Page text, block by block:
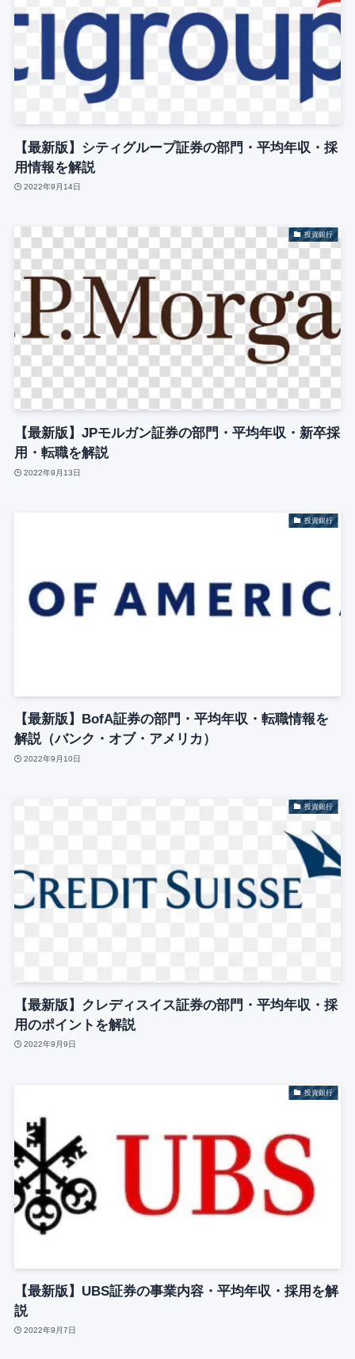
【最新版】シティグループ証券の部門・平均年収・採
用情報を解説
2022年9月14日
投資銀行
【最新版】JPモルガン証券の部門・平均年収・新卒採
用・転職を解説
2022年9月13日
投資銀行
【最新版】BofA証券の部門・平均年収・転職情報を
解説（バンク・オブ・アメリカ）
2022年9月10日
投資銀行
【最新版】クレディスイス証券の部門・平均年収・採
用のポイントを解説
2022年9月9日
投資銀行
【最新版】UBS証券の事業内容・平均年収・採用を解
説
2022年9月7日